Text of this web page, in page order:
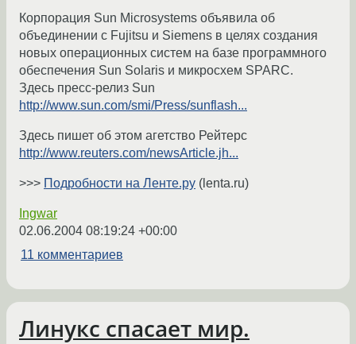
Корпорация Sun Microsystems объявила об
объединении с Fujitsu и Siemens в целях создания
новых операционных систем на базе программного
обеспечения Sun Solaris и микросхем SPARC.
Здесь пресс-релиз Sun
http://www.sun.com/smi/Press/sunflash...
Здесь пишет об этом агетство Рейтерс
http://www.reuters.com/newsArticle.jh...
>>> Подробности на Ленте.ру (lenta.ru)
Ingwar
02.06.2004 08:19:24 +00:00
11 комментариев
Линукс спасает мир.